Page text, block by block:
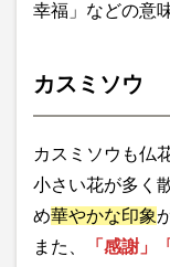
幸福」などの意
カスミソウ
カスミソウも仏
小さい花が多く
め華やかな印象
また、
「感謝」